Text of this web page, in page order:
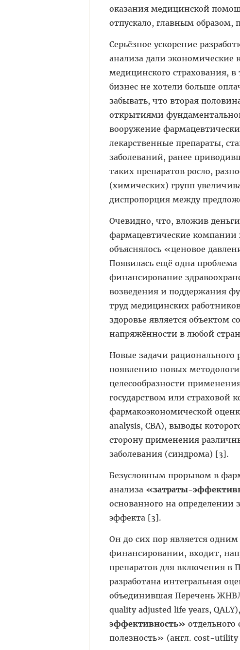
оказания медицинской
отпускало, главным образом,
Серьёзное ускорение
анализа дали экономические
медицинского страхования, в
бизнес не хотели больше
забывать, что вторая
открытиями
вооружение
лекарственные препараты,
заболеваний, ранее
таких препаратов росло,
(химических) групп
диспропорция между
Очевидно, что, вложив
фармацевтические компании
объяснялось «ценовое
Появилась ещё одна
финансирование
возведения и поддержания
труд медицинских
здоровье является объектом
напряжённости в любой
Новые задачи рационального
появлению новых
целесообразности
государством или
фармакоэкономической
analysis, CBA), выводы
сторону применения
заболевания (синдрома) [3].
Безусловным прорывом в
анализа «затраты-
основанного на определении
эффекта [3].
Он до сих пор является
финансировании, входит,
препаратов для включения в
разработана интегральная
объединившая Перечень
quality adjusted life years,
эффективность»
полезность» (англ. cost-utility